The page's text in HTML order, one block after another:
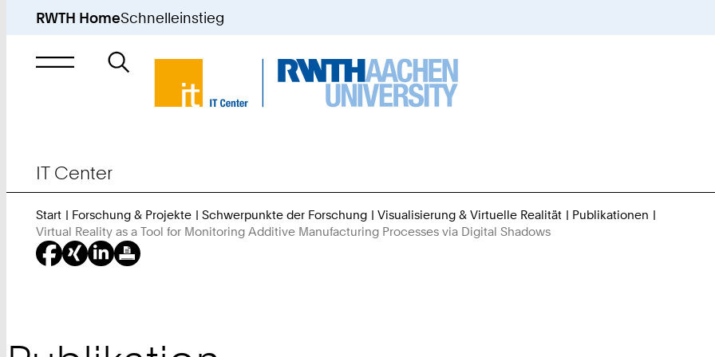
RWTH HomeSchnelleinstieg
Suche
nach
IT Center
Start Forschung & Projekte Schwerpunkte der Forschung Visualisierung & Virtuelle Realität
Publikationen
Virtual Reality as a Tool for Monitoring Additive Manufacturing Processes via Digital Shadows